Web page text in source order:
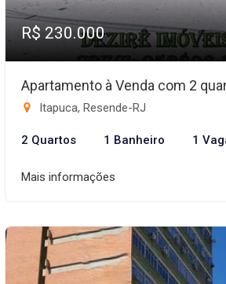
R$ 230.000
Apartamento à Venda com 2
Itapuca, Resende-RJ
2 Quartos 1 Banheiro 1
Mais informações